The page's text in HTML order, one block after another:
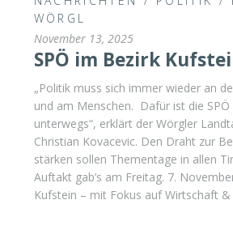
WÖRGL
November 13, 2025
SPÖ im Bezirk
„Politik muss sich immer wieder an
und am Menschen. Dafür ist die
unterwegs“, erklärt der Wörgler
Christian Kovacevic. Den Draht zur
stärken sollen Thementage in allen
Auftakt gab’s am Freitag. 7.
Kufstein – mit Fokus auf Wirtschaft